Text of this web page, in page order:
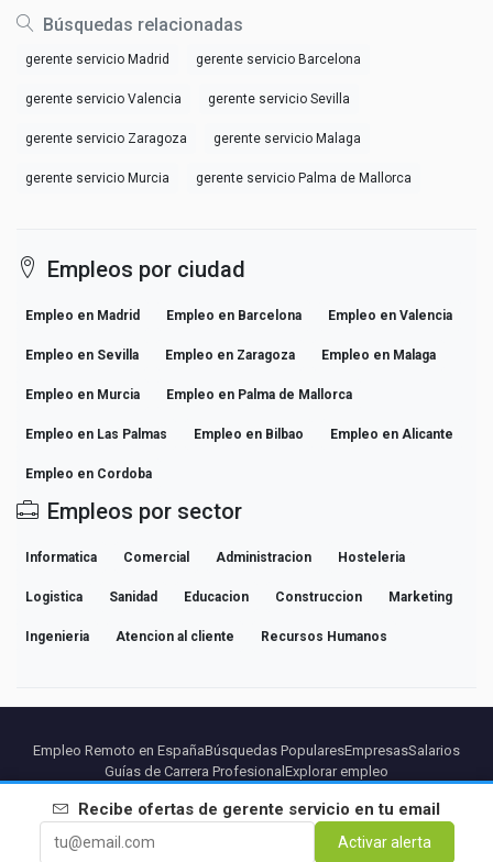
Búsquedas relacionadas
gerente servicio Madrid gerente servicio Barcelona
gerente servicio Valencia gerente servicio Sevilla
gerente servicio Zaragoza gerente servicio Malaga
gerente servicio Murcia gerente servicio Palma de Mallorca
Empleos por ciudad
Empleo en Madrid Empleo en Barcelona Empleo en Valencia
Empleo en Sevilla Empleo en Zaragoza Empleo en Malaga
Empleo en Murcia Empleo en Palma de Mallorca
Empleo en Las Palmas Empleo en Bilbao Empleo en Alicante
Empleo en Cordoba
Empleos por sector
Informatica Comercial Administracion Hosteleria
Logistica Sanidad Educacion Construccion Marketing
Ingenieria Atencion al cliente Recursos Humanos
Recibe ofertas de gerente servicio en tu email
Activar alerta
Empleo Remoto en EspañaBúsquedas PopularesEmpresasSalarios
Guías de Carrera Profesional Explorar empleo
PartnersAviso legalPrivacidadTerminosCondiciones Premium
Cancelar Premium
Contacto